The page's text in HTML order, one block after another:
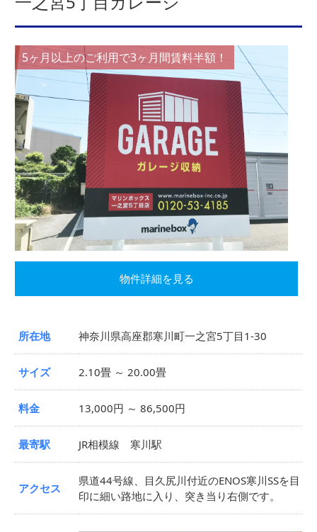
5ヶ月以上のご利用で3ヶ月間賃料半額！
物件詳細を見る
所在地 神奈川県高座郡寒川町一之宮5丁目1-30
サイズ 2.10畳 ～ 20.00畳
料金 13,000円 ～ 86,500円
最寄駅 JR相模線 寒川駅
アクセス
県道44号線、目久尻川付近のENOS寒川SSを目
印に細い路地に入り、突き当り右側です。